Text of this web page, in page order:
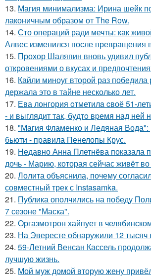
13. Магия минимализма: Ирина шейк
лаконичным образом от The Row.
14. Сто операций ради мечты: как
Алвес изменился после превращения
15. Прохор Шаляпин вновь удивил
откровениями о вкусах и
16. Кайли миноуг второй раз победила
держала это в тайне несколько лет.
17. Ева лонгория oтметилa cвоё 51-
- и выглядит так, бyдтo вpемя над ней
18. "Магия Фламенко и Ледяная Вода":
бьюти - правила Пенелопы Крус.
19. Недавно Анна Плетнёва показала
дочь - Марию, которая сейчас живёт
20. Лолита объяснила, почему
совместный трек с Instasamka.
21. Публика ополчились на победу
7 сезоне "Маска".
22. Оргазмотрон хайпует в
23. На Эвересте обнаружили 12 тысяч
24. 59-Летний Венсан Кассель
лучшую жизнь.
25. Мой муж домой вторую жену